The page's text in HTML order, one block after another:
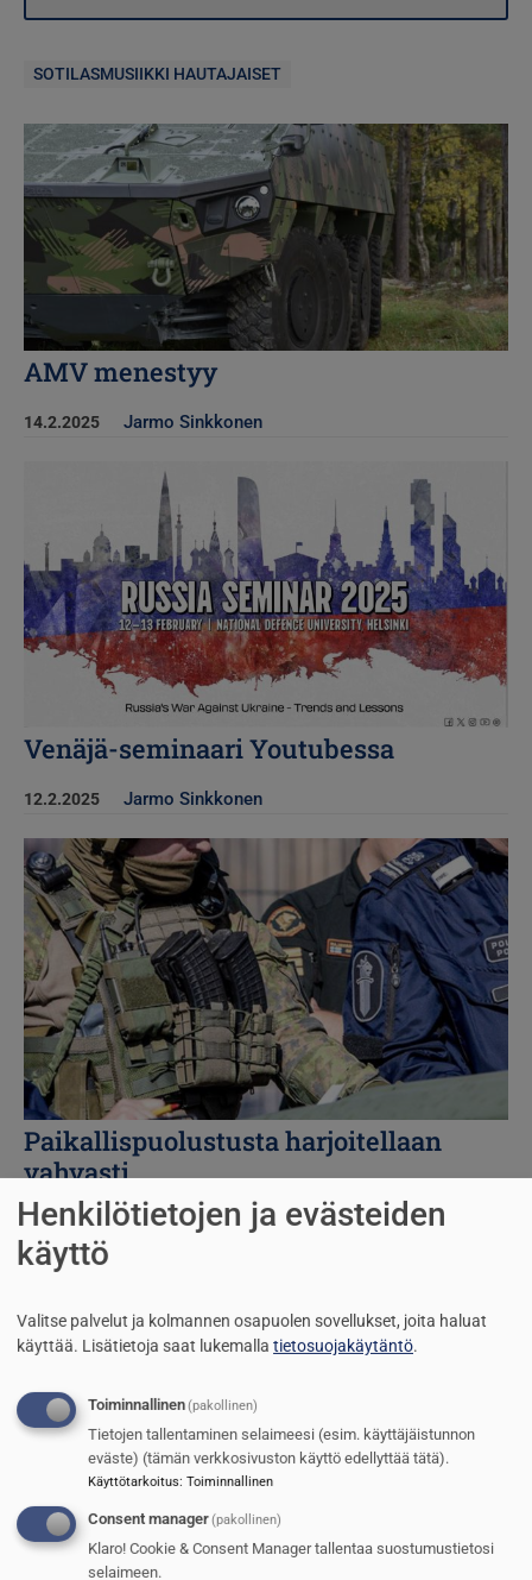
SOTILASMUSIIKKI HAUTAJAISET
Kuva
AMV menestyy
14.2.2025 Jarmo Sinkkonen
Venäjä-seminaari Youtubessa
12.2.2025 Jarmo Sinkkonen
Kuva
Paikallispuolustusta harjoitellaan
vahvasti
11.2.2025 Jarmo Sinkkonen
Kuva
Suomi sai droonistrategian
Henkilötietojen ja evästeiden
käyttö
Valitse palvelut ja kolmannen osapuolen sovellukset, joita haluat
käyttää. Lisätietoja saat lukemalla tietosuojakäytäntö.
Toiminnallinen(pakollinen)
Tietojen tallentaminen selaimeesi (esim. käyttäjäistunnon
eväste) (tämän verkkosivuston käyttö edellyttää tätä).
Käyttötarkoitus: Toiminnallinen
Consent manager(pakollinen)
Klaro! Cookie & Consent Manager tallentaa suostumustietosi
selaimeen.